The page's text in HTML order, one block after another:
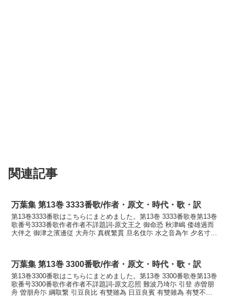
関連記事
万葉集 第13巻 3333番歌/作者・原文・時代・歌・訳
第13巻3333番歌はこちらにまとめました。第13巻 3333番歌巻第13巻
歌番号3333番歌作者作者不詳題詞-原文王之 御命恐 秋津嶋 倭雄過而
大伴之 御津之濱邊従 大舟尓 真梶繁貫 旦名伎尓 水之音為乍 夕名寸尓
万葉集 第13巻 3300番歌/作者・原文・時代・歌・訳
第13巻3300番歌はこちらにまとめました。第13巻 3300番歌巻第13巻
歌番号3300番歌作者作者不詳題詞-原文忍照 難波乃埼尓 引登 赤曽朋
舟 曽朋舟尓 綱取繋 引豆良比 有雙雖為 日豆良賓 有雙雖為 有雙不得